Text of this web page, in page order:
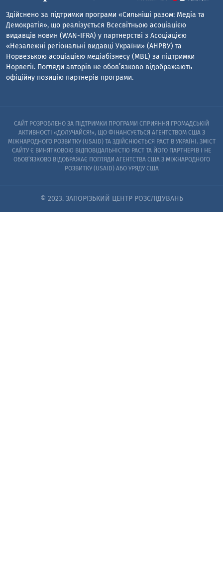
Здійснено за підтримки програми «Сильніші разом: Медіа та
Демократія», що реалізується Всесвітньою асоціацією
видавців новин (WAN-IFRA) у партнерстві з Асоціацією
«Незалежні регіональні видавці України» (АНРВУ) та
Норвезькою асоціацією медіабізнесу (MBL) за підтримки
Норвегії. Погляди авторів не обов’язково відображають
офіційну позицію партнерів програми.
САЙТ РОЗРОБЛЕНО ЗА ПІДТРИМКИ ПРОГРАМИ СПРИЯННЯ ГРОМАДСЬКІЙ
АКТИВНОСТІ «ДОЛУЧАЙСЯ!», ЩО ФІНАНСУЄТЬСЯ АГЕНТСТВОМ США З
МІЖНАРОДНОГО РОЗВИТКУ (USAID) ТА ЗДІЙСНЮЄТЬСЯ PACT В УКРАЇНІ. ЗМІСТ
САЙТУ Є ВИНЯТКОВОЮ ВІДПОВІДАЛЬНІСТЮ PACT ТА ЙОГО ПАРТНЕРІВ I НЕ
ОБОВ’ЯЗКОВО ВІДОБРАЖАЄ ПОГЛЯДИ АГЕНТСТВА США З МІЖНАРОДНОГО
РОЗВИТКУ (USAID) АБО УРЯДУ США
© 2023. ЗАПОРІЗЬКИЙ ЦЕНТР РОЗСЛІДУВАНЬ